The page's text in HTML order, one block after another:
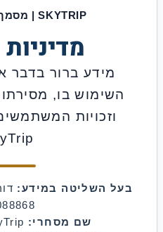
SKYTRIP | מסמך מדיניות רשמי
מדיניות
מידע ברור בדבר איסוף
בו, מסירתו
וזכויות המשתמשים באתר
SkyTrip.
השליטה במידע:דורון
055088868
שם מסחרי:SkyTrip – סקייטריפ